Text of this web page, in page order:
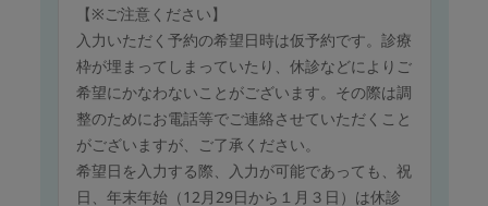
【※ご注意ください】
入力いただく予約の希望日時は仮予約です。診療
枠が埋まってしまっていたり、休診などによりご
希望にかなわないことがございます。その際は調
整のためにお電話等でご連絡させていただくこと
がございますが、ご了承ください。
希望日を入力する際、入力が可能であっても、祝
日、年末年始（12月29日から１月３日）は休診